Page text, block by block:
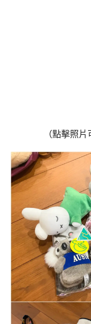
（點擊照